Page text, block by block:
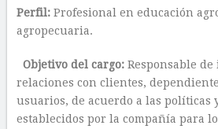
Perfil:Profesional en educación
agropecuaria.
Objetivo del cargo:Responsable
relaciones con clientes,
usuarios, de acuerdo a las políticas
establecidos por la compañía para